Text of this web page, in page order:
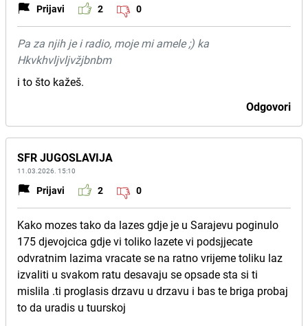
Prijavi 2 0
Pa za njih je i radio, moje mi amele ;) ka
Hkvkhvljvljvžjbnbm
i to što kažeš.
Odgovori
SFR JUGOSLAVIJA
11.03.2026. 15:10
Prijavi 2 0
Kako mozes tako da lazes gdje je u Sarajevu poginulo
175 djevojcica gdje vi toliko lazete vi podsjjecate
odvratnim lazima vracate se na ratno vrijeme toliku laz
izvaliti u svakom ratu desavaju se opsade sta si ti
mislila .ti proglasis drzavu u drzavu i bas te briga probaj
to da uradis u tuurskoj